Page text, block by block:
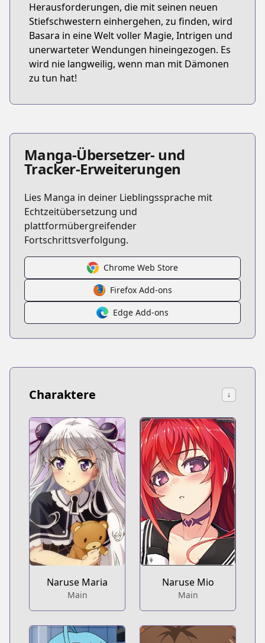
Herausforderungen, die mit seinen neuen
Stiefschwestern einhergehen, zu finden, wird
Basara in eine Welt voller Magie, Intrigen und
unerwarteter Wendungen hineingezogen. Es
wird nie langweilig, wenn man mit Dämonen
zu tun hat!
Manga-Übersetzer- und
Tracker-Erweiterungen
Lies Manga in deiner Lieblingssprache mit
Echtzeitübersetzung und
plattformübergreifender
Fortschrittsverfolgung.
Chrome Web Store
Firefox Add-ons
Edge Add-ons
Charaktere ↓
Naruse Maria
Main
Naruse Mio
Main